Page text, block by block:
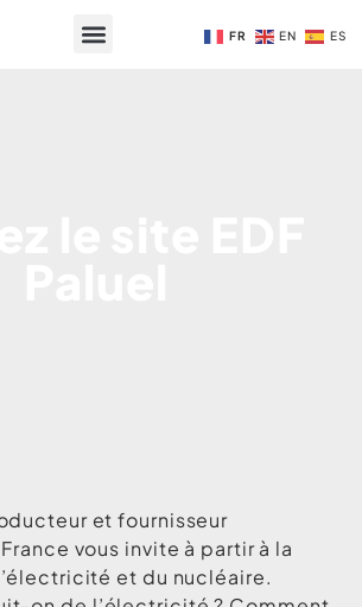
FR EN ES
et fournisseur
vous invite à partir à la
et du nucléaire.